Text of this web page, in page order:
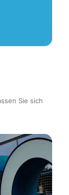
Sie sich